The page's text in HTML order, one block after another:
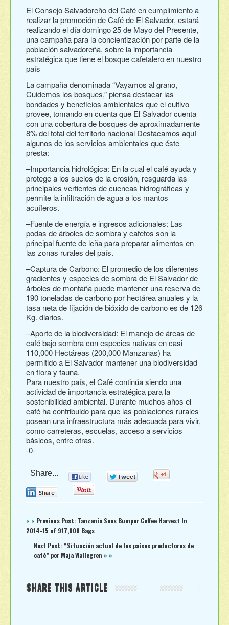
El Consejo Salvadoreño del Café en cumplimiento a
realizar la promoción de Café de El Salvador, estará
realizando el día domingo 25 de Mayo del Presente,
una campaña para la concientización por parte de la
población salvadoreña, sobre la importancia
estratégica que tiene el bosque cafetalero en nuestro
país
La campaña denominada “Vayamos al grano,
Cuidemos los bosques,” piensa destacar las
bondades y beneficios ambientales que el cultivo
provee, tomando en cuenta que El Salvador cuenta
con una cobertura de bosques de aproximadamente
8% del total del territorio nacional Destacamos aquí
algunos de los servicios ambientales que éste
presta:
–Importancia hidrológica: En la cual el café ayuda y
protege a los suelos de la erosión, resguarda las
principales vertientes de cuencas hidrográficas y
permite la infiltración de agua a los mantos
acuíferos.
–Fuente de energía e ingresos adicionales: Las
podas de árboles de sombra y cafetos son la
principal fuente de leña para preparar alimentos en
las zonas rurales del país.
–Captura de Carbono: El promedio de los diferentes
gradientes y especies de sombra de El Salvador de
árboles de montaña puede mantener una reserva de
190 toneladas de carbono por hectárea anuales y la
tasa neta de fijación de bióxido de carbono es de 126
Kg. diarios.
–Aporte de la biodiversidad: El manejo de áreas de
café bajo sombra con especies nativas en casi
110,000 Hectáreas (200,000 Manzanas) ha
permitido a El Salvador mantener una biodiversidad
en flora y fauna.
Para nuestro país, el Café continúa siendo una
actividad de importancia estratégica para la
sostenibilidad ambiental. Durante muchos años el
café ha contribuido para que las poblaciones rurales
posean una infraestructura más adecuada para vivir,
como carreteras, escuelas, acceso a servicios
básicos, entre otras.
-0-
Share...
« « Previous Post: Tanzania Sees Bumper Coffee Harvest In
2014-15 of 917,000 Bags
Next Post: “Situación actual de los países productores de
café” por Maja Wallegren » »
SHARE THIS ARTICLE